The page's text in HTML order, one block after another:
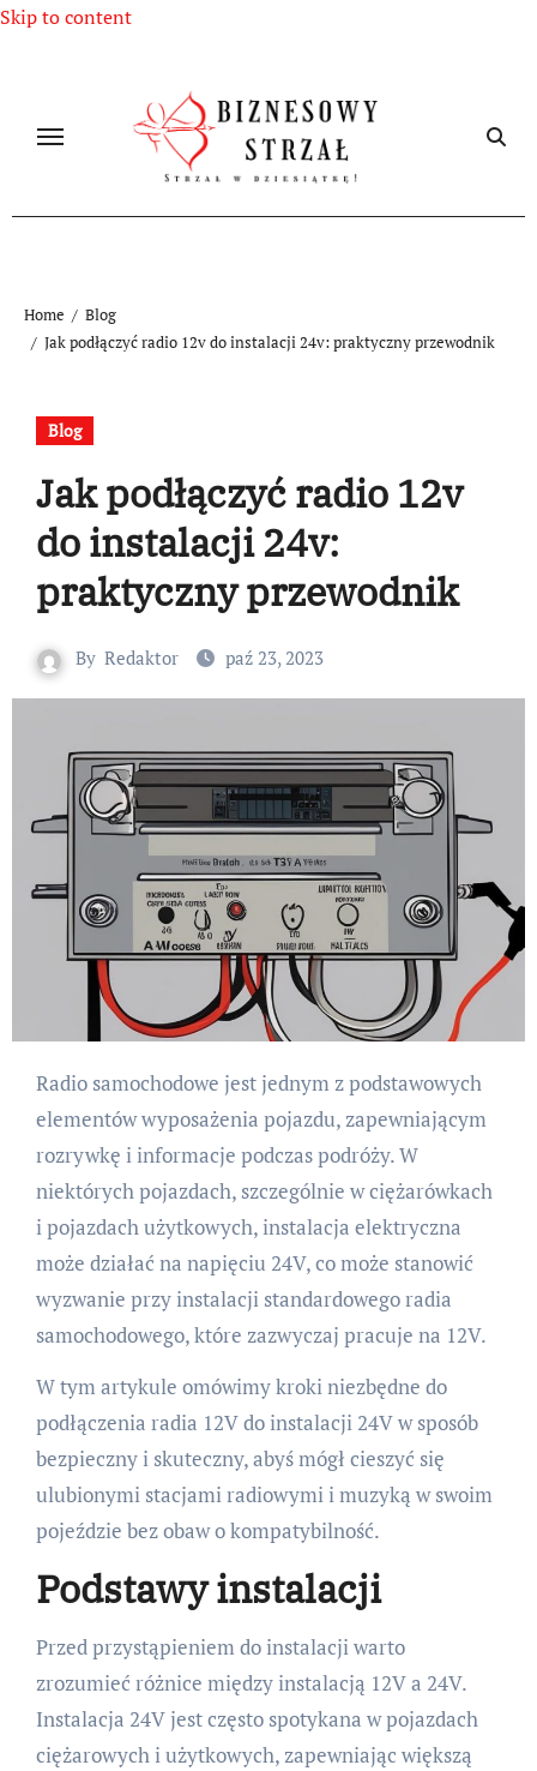
Skip to content
Home
Blog
Jak podłączyć radio 12v do instalacji 24v: praktyczny przewodnik
Blog
Jak podłączyć radio 12v
do instalacji 24v:
praktyczny przewodnik
By Redaktor paź 23, 2023
Radio samochodowe jest jednym z podstawowych
elementów wyposażenia pojazdu, zapewniającym
rozrywkę i informacje podczas podróży. W
niektórych pojazdach, szczególnie w ciężarówkach
i pojazdach użytkowych, instalacja elektryczna
może działać na napięciu 24V, co może stanowić
wyzwanie przy instalacji standardowego radia
samochodowego, które zazwyczaj pracuje na 12V.
W tym artykule omówimy kroki niezbędne do
podłączenia radia 12V do instalacji 24V w sposób
bezpieczny i skuteczny, abyś mógł cieszyć się
ulubionymi stacjami radiowymi i muzyką w swoim
pojeździe bez obaw o kompatybilność.
Podstawy instalacji
Przed przystąpieniem do instalacji warto
zrozumieć różnice między instalacją 12V a 24V.
Instalacja 24V jest często spotykana w pojazdach
ciężarowych i użytkowych, zapewniając większą